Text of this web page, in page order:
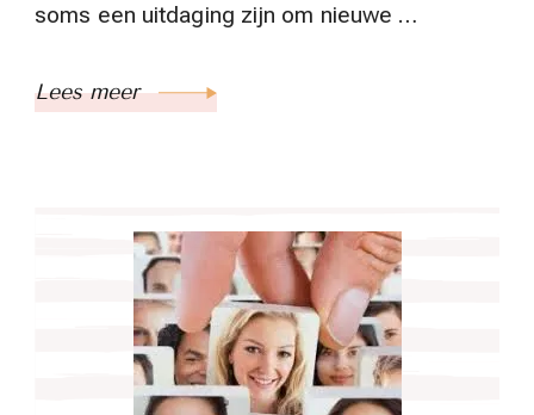
soms een uitdaging zijn om nieuwe …
Lees meer